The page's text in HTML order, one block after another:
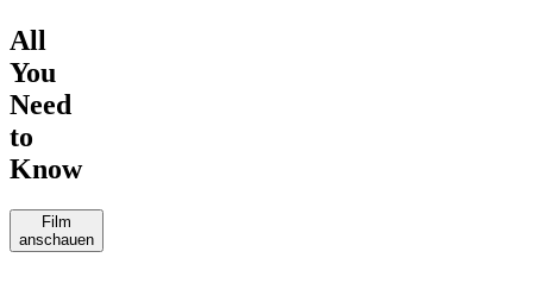
All
You
Need
to
Know
Film
anschauen